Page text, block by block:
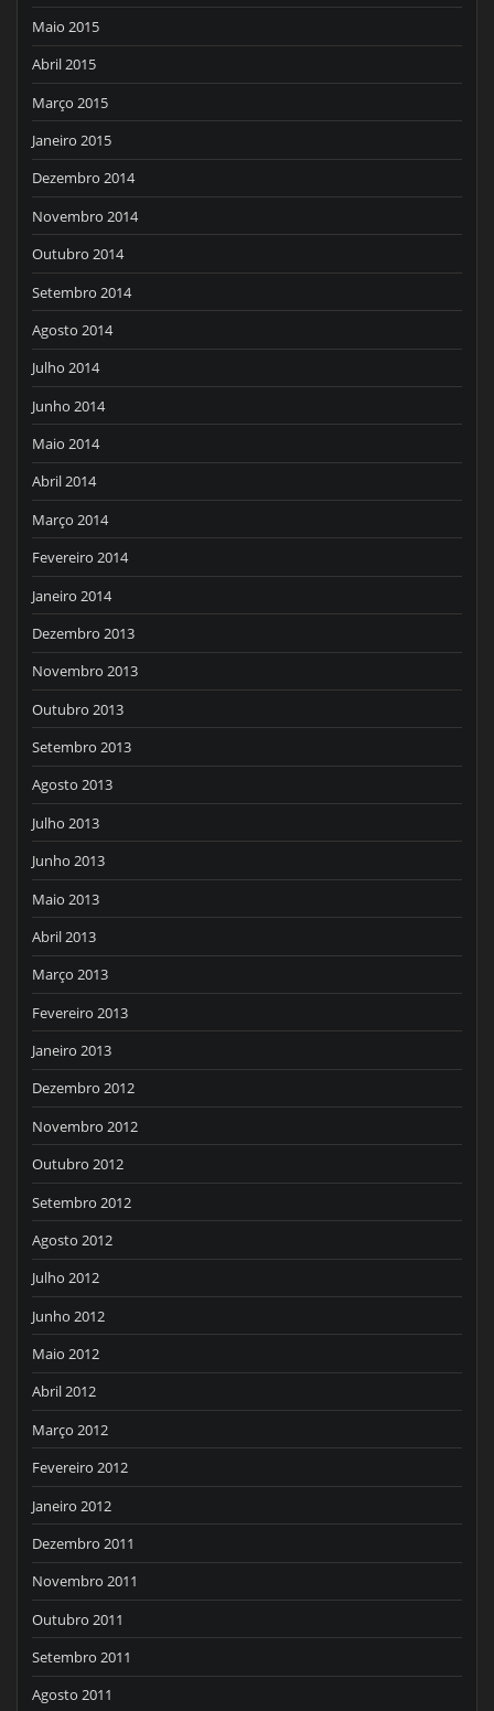
Maio 2015
Abril 2015
Março 2015
Janeiro 2015
Dezembro 2014
Novembro 2014
Outubro 2014
Setembro 2014
Agosto 2014
Julho 2014
Junho 2014
Maio 2014
Abril 2014
Março 2014
Fevereiro 2014
Janeiro 2014
Dezembro 2013
Novembro 2013
Outubro 2013
Setembro 2013
Agosto 2013
Julho 2013
Junho 2013
Maio 2013
Abril 2013
Março 2013
Fevereiro 2013
Janeiro 2013
Dezembro 2012
Novembro 2012
Outubro 2012
Setembro 2012
Agosto 2012
Julho 2012
Junho 2012
Maio 2012
Abril 2012
Março 2012
Fevereiro 2012
Janeiro 2012
Dezembro 2011
Novembro 2011
Outubro 2011
Setembro 2011
Agosto 2011